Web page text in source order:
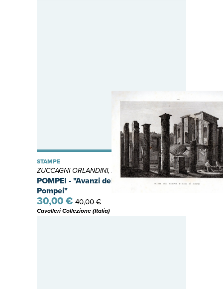
POMPEI - "Avanzi del Tempio d'Iside in
Pompei"
STAMPE
ZUCCAGNI ORLANDINI, Attilio
30,00 € 40,00 €
Cavalleri Collezione (Italia)